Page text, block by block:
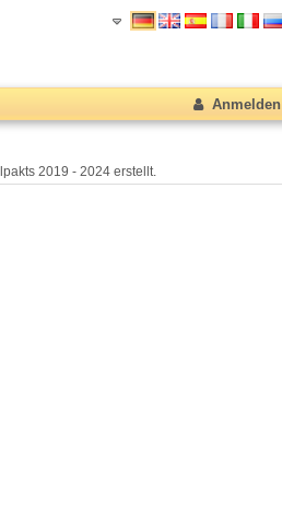
Anmelden
2019 - 2024 erstellt.